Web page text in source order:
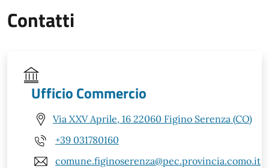
Contatti
Ufficio Commercio
Via XXV Aprile, 16 22060 Figino Serenza (CO)
+39 031780160
comune.figinoserenza@pec.provincia.como.it